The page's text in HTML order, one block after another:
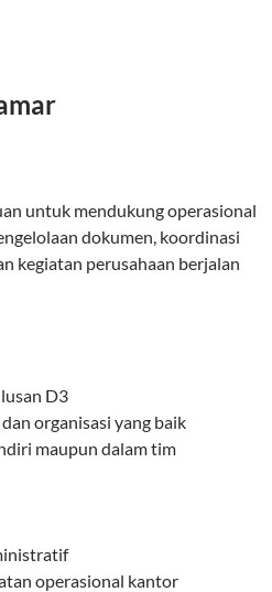
untuk mendukung operasional
dokumen, koordinasi
kegiatan perusahaan berjalan
D3
organisasi yang baik
maupun dalam tim
operasional kantor